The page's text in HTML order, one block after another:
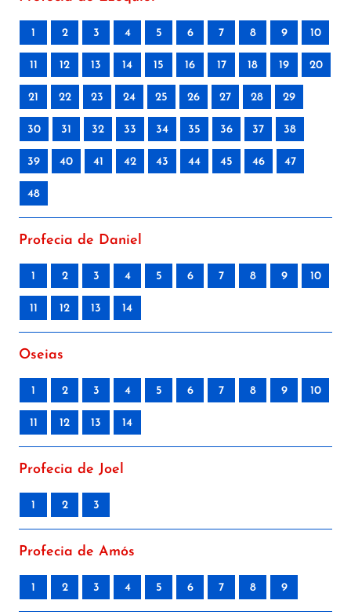
1 2 3 4 5 6 7 8 9 10
11 12 13 14 15 16 17 18 19 20
21 22 23 24 25 26 27 28 29
30 31 32 33 34 35 36 37 38
39 40 41 42 43 44 45 46 47
48
Profecia de Daniel
1 2 3 4 5 6 7 8 9 10
11 12 13 14
Oseias
1 2 3 4 5 6 7 8 9 10
11 12 13 14
Profecia de Joel
1 2 3
Profecia de Amós
1 2 3 4 5 6 7 8 9